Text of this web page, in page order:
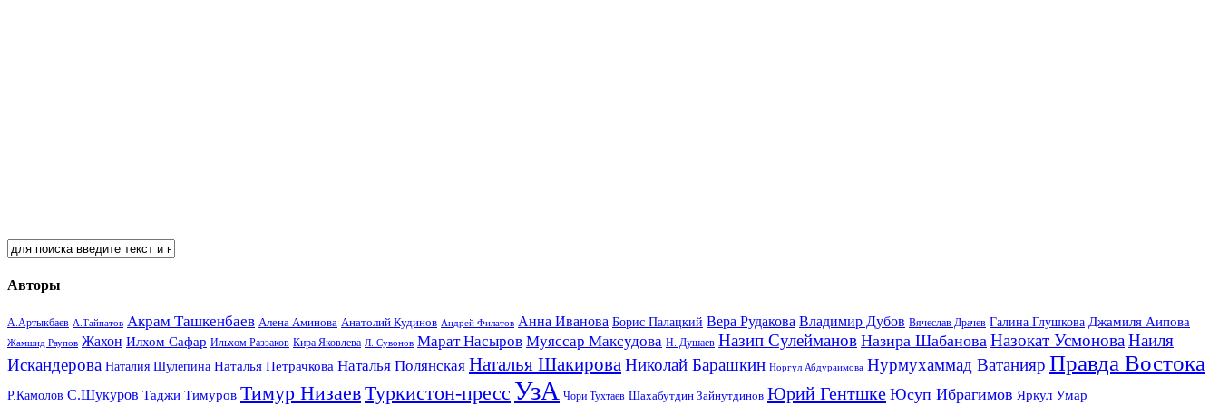
Авторы
А.Артыкбаев А.Тайпатов Акрам Ташкенбаев Алена Аминова Анатолий Кудинов Андрей Филатов Анна Иванова Борис Палацкий Вера Рудакова Владимир Дубов Вячеслав Драчев Галина Глушкова Джамиля Аипова
Жамшид Раупов Жахон Илхом Сафар Ильхом Раззаков Кира Яковлева Л. Сувонов Марат Насыров Муяссар Максудова Н. Душаев Назип Сулейманов Назира Шабанова Назокат УсмоноваНаиля
Искандерова Наталия Шулепина Наталья Петрачкова Наталья Полянская Наталья Шакирова Николай Барашкин Норгул Абдураимова Нурмухаммад Ватанияр Правда Востока
Р.Камолов С.Шукуров Таджи Тимуров Тимур НизаевТуркистон-пресс УзА Чори Тухтаев Шахабутдин Зайнутдинов Юрий Гентшке Юсуп Ибрагимов Яркул Умар